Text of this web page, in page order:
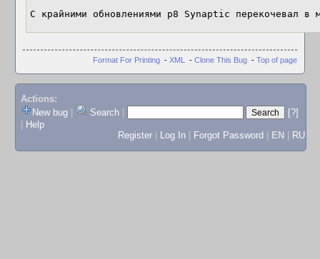
С крайними обновлениями p8 Synaptic перекочевал в
Format For Printing - XML - Clone This Bug - Top of page
Actions:
New bug
Search
[?]
Help
Register
Log In Forgot Password EN RU